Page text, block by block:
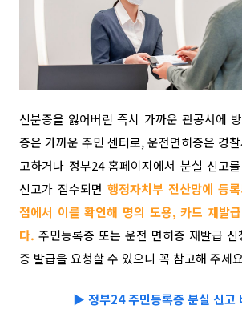
신분증을 잃어버린 즉시 가까운 관공서에
증은 가까운 주민 센터로, 운전면허증은 경
고하거나 정부24 홈페이지에서 분실 신고
신고가 접수되면 행정자치부 전산망에 등
점에서 이를 확인해 명의 도용, 카드 재발
다. 주민등록증 또는 운전 면허증 재발급
증 발급을 요청할 수 있으니 꼭 참고해 주세
▶ 정부24 주민등록증 분실 신고